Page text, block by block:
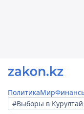
ПолитикаМир
#Выборы в Курултай